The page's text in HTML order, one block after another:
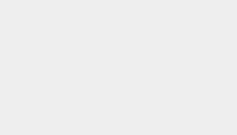
work on that.
作耶，像是舞者，還有，我想是雙胞
主也算一種工作...新娘？妳知道嗎？